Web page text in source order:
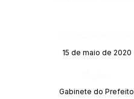
15 de maio de 2020
Gabinete do Prefeito